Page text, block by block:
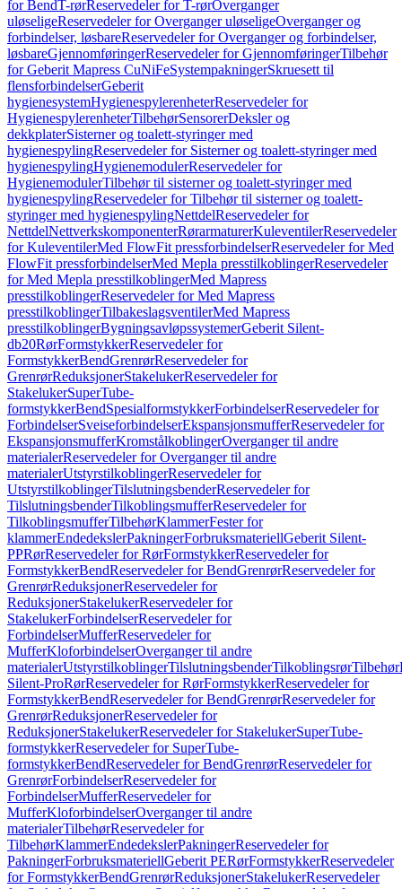
for BendT-rørReservedeler for T-rørOverganger
uløseligeReservedeler for Overganger uløseligeOverganger og
forbindelser, løsbareReservedeler for Overganger og forbindelser,
løsbareGjennomføringerReservedeler for GjennomføringerTilbehør
for Geberit Mapress CuNiFeSystempakningerSkruesett til
flensforbindelserGeberit
hygienesystemHygienespylerenheterReservedeler for
HygienespylerenheterTilbehørSensorerDeksler og
dekkplaterSisterner og toalett-styringer med
hygienespylingReservedeler for Sisterner og toalett-styringer med
hygienespylingHygienemodulerReservedeler for
HygienemodulerTilbehør til sisterner og toalett-styringer med
hygienespylingReservedeler for Tilbehør til sisterner og toalett-
styringer med hygienespylingNettdelReservedeler for
NettdelNettverkskomponenterRørarmaturerKuleventilerReservedeler
for KuleventilerMed FlowFit pressforbindelserReservedeler for Med
FlowFit pressforbindelserMed Mepla presstilkoblingerReservedeler
for Med Mepla presstilkoblingerMed Mapress
presstilkoblingerReservedeler for Med Mapress
presstilkoblingerTilbakeslagsventilerMed Mapress
presstilkoblingerBygningsavløpssystemerGeberit Silent-
db20RørFormstykkerReservedeler for
FormstykkerBendGrenrørReservedeler for
GrenrørReduksjonerStakelukerReservedeler for
StakelukerSuperTube-
formstykkerBendSpesialformstykkerForbindelserReservedeler for
ForbindelserSveiseforbindelserEkspansjonsmufferReservedeler for
EkspansjonsmufferKromstålkoblingerOverganger til andre
materialerReservedeler for Overganger til andre
materialerUtstyrstilkoblingerReservedeler for
UtstyrstilkoblingerTilslutningsbenderReservedeler for
TilslutningsbenderTilkoblingsmufferReservedeler for
TilkoblingsmufferTilbehørKlammerFester for
klammerEndedekslerPakningerForbruksmateriellGeberit Silent-
PPRørReservedeler for RørFormstykkerReservedeler for
FormstykkerBendReservedeler for BendGrenrørReservedeler for
GrenrørReduksjonerReservedeler for
ReduksjonerStakelukerReservedeler for
StakelukerForbindelserReservedeler for
ForbindelserMufferReservedeler for
MufferKloforbindelserOverganger til andre
materialerUtstyrstilkoblingerTilslutningsbenderTilkoblingsrørTilbehør
Silent-ProRørReservedeler for RørFormstykkerReservedeler for
FormstykkerBendReservedeler for BendGrenrørReservedeler for
GrenrørReduksjonerReservedeler for
ReduksjonerStakelukerReservedeler for StakelukerSuperTube-
formstykkerReservedeler for SuperTube-
formstykkerBendReservedeler for BendGrenrørReservedeler for
GrenrørForbindelserReservedeler for
ForbindelserMufferReservedeler for
MufferKloforbindelserOverganger til andre
materialerTilbehørReservedeler for
TilbehørKlammerEndedekslerPakningerReservedeler for
PakningerForbruksmateriellGeberit PERørFormstykkerReservedeler
for FormstykkerBendGrenrørReduksjonerStakelukerReservedeler